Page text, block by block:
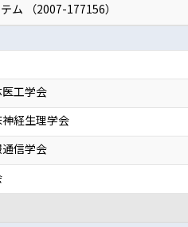
ム （2007-177156）
工学会
経生理学会
信学会